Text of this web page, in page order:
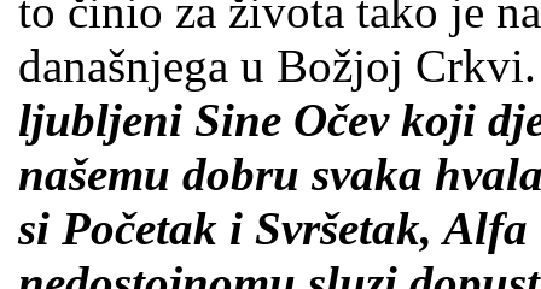
to činio za života tako je
današnjega u Božjoj
ljubljeni Sine Očev koji
našemu dobru svaka
si Početak i Svršetak,